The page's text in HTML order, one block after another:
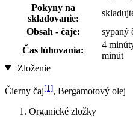
Pokyny na
skladovanie:
Obsah - čaje:
sypaný
Čas lúhovania:
4
minút
Zloženie
Čierny čaj[1], Bergamotový olej
Organické zložky